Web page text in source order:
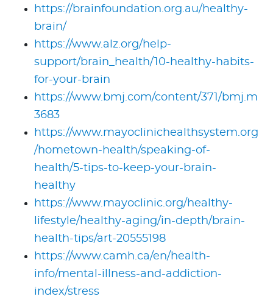
https://brainfoundation.org.au/healthy-
brain/
https://www.alz.org/help-
support/brain_health/10-healthy-habits-
for-your-brain
https://www.bmj.com/content/371/bmj.m
3683
https://www.mayoclinichealthsystem.org
/hometown-health/speaking-of-
health/5-tips-to-keep-your-brain-
healthy
https://www.mayoclinic.org/healthy-
lifestyle/healthy-aging/in-depth/brain-
health-tips/art-20555198
https://www.camh.ca/en/health-
info/mental-illness-and-addiction-
index/stress